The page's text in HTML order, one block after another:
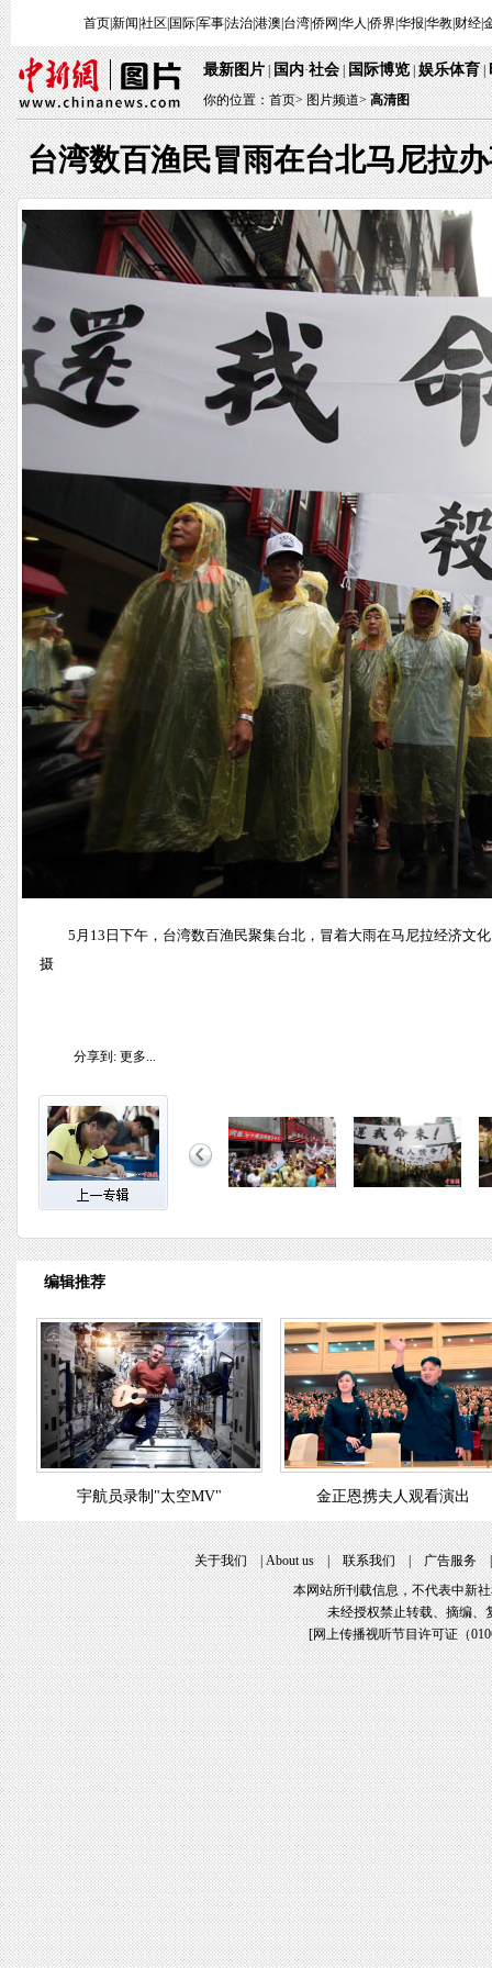
首页|新闻 社区 国际|军事|法治|港澳 台湾|侨网 华人 侨界|华报 华教| 财经|
最新图片|国内·社会|国际博览|娱乐体育|
你的位置：首页>图片频道> 高清图
台湾数百渔民冒雨在台北马尼拉
5月13日下午，台湾数百渔民聚集台北，冒着大雨在马尼拉经济文
摄
分享到: 更多...
编辑推荐
宇航员录制"太空MV" 金正恩携夫人观看演出
关于我们|About us|联系我们|广告服务
本网站所刊载信息，不代表中新
未经授权禁止转载、摘编、
[网上传播视听节目许可证（